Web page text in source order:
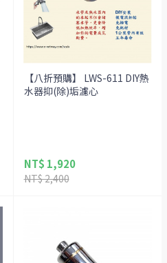
【八折預購】 LWS-611 DIY熱
水器抑(除)垢濾心
NT$ 1,920
NT$ 2,400